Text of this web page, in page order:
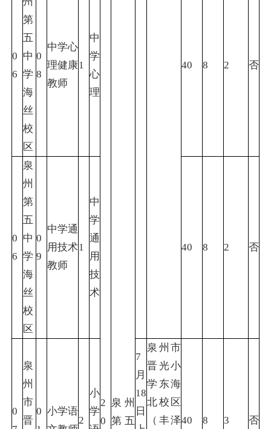
2
0
泉州
第五
0
6
第
五
中
学
海
丝
校
区
0
8
中学心
理健康
教师
1
中
学
心
理
40 8 2 否
0
6
泉
州
第
五
中
学
海
丝
校
区
0
9
中学通
用技术
教师
1
中
学
通
用
技
术
40 8 2 否
0
泉
州
市
晋
0 小学语
2
小
学
7
月
18
日
泉州市
晋光小
学东海
北校区
（丰泽40 8 3 否